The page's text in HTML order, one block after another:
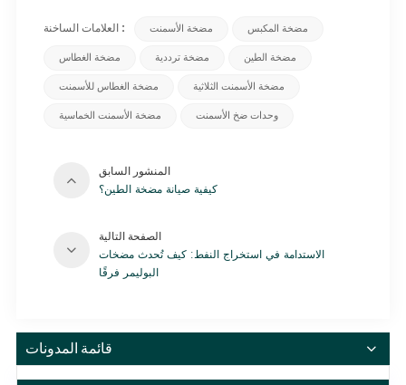
العلامات الساخنة : مضخة الأسمنت
مضخة المكبس
مضخة الغطاس
مضخة ترددية
مضخة الطين
مضخة الغطاس للأسمنت
مضخة الأسمنت الثلاثية
مضخة الأسمنت الخماسية
وحدات ضخ الأسمنت
المنشور السابق
كيفية صيانة مضخة الطين؟
الصفحة التالية
الاستدامة في استخراج النفط: كيف تُحدث مضخات
البوليمر فرقًا
قائمة المدونات